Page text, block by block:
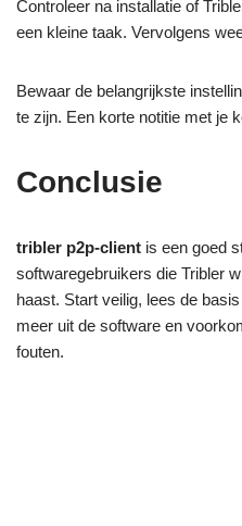
Controleer na installatie of
een kleine taak. Vervolgens
Bewaar de belangrijkste
te zijn. Een korte notitie met je
Conclusie
tribler p2p-client is een goed
softwaregebruikers die Tribler
haast. Start veilig, lees de
meer uit de software en
fouten.